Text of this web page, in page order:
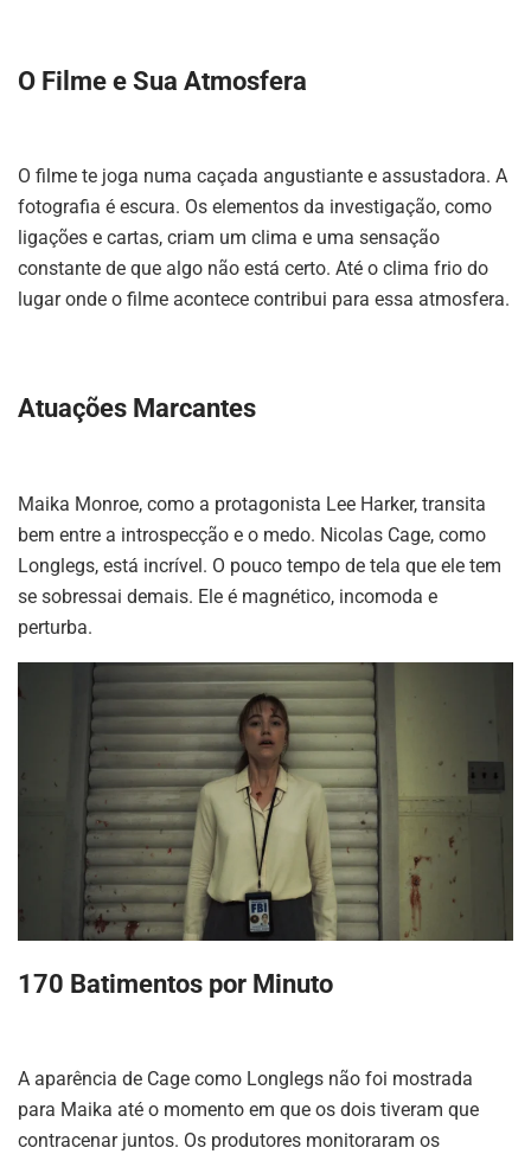
O Filme e Sua Atmosfera
O filme te joga numa caçada angustiante e assustadora. A
fotografia é escura. Os elementos da investigação, como
ligações e cartas, criam um clima e uma sensação
constante de que algo não está certo. Até o clima frio do
lugar onde o filme acontece contribui para essa atmosfera.
Atuações Marcantes
Maika Monroe, como a protagonista Lee Harker, transita
bem entre a introspecção e o medo. Nicolas Cage, como
Longlegs, está incrível. O pouco tempo de tela que ele tem
se sobressai demais. Ele é magnético, incomoda e
perturba.
170 Batimentos por Minuto
A aparência de Cage como Longlegs não foi mostrada
para Maika até o momento em que os dois tiveram que
contracenar juntos. Os produtores monitoraram os